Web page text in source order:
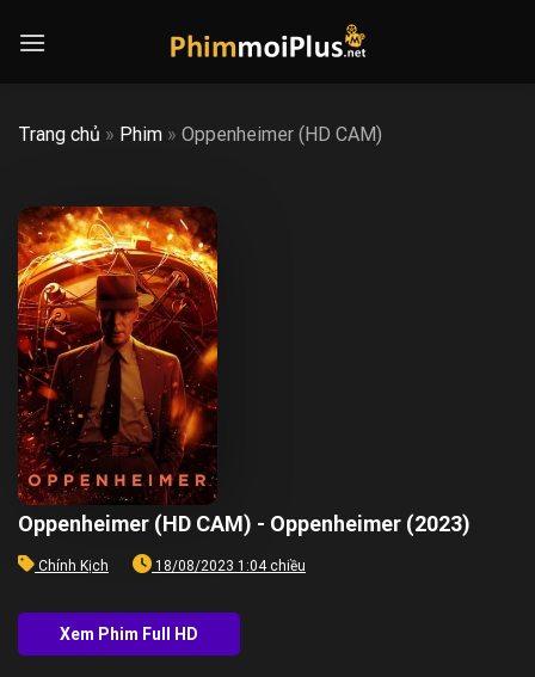
Trang chủ » Phim » Oppenheimer (HD CAM)
Oppenheimer (HD CAM) - Oppenheimer (2023)
Chính Kịch 18/08/2023 1:04 chiều